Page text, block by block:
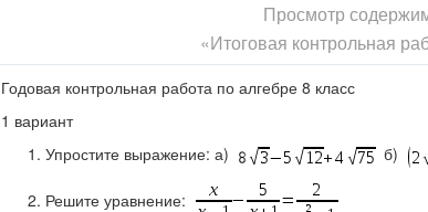
Просмотр
«Итоговая контрольная
Годовая контрольная работа по алгебре 8 класс
1 вариант
Упростите выражение: а)
б)
Решите уравнение: